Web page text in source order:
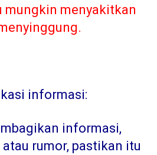
mungkin menyakitkan
informasi:
informasi,
rumor, pastikan itu